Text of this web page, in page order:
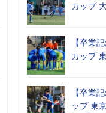
カップ
【卒業
カップ
【卒業
ップ 東